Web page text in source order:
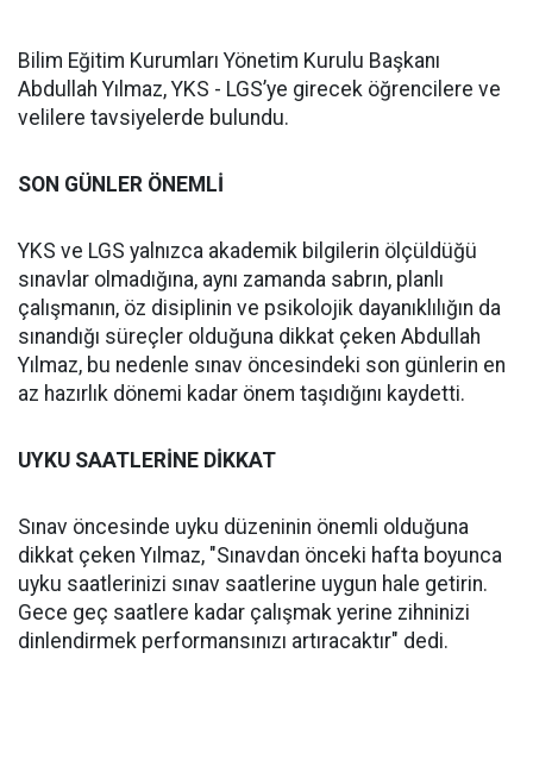
Bilim Eğitim Kurumları Yönetim Kurulu Başkanı
Abdullah Yılmaz, YKS - LGS’ye girecek öğrencilere ve
velilere tavsiyelerde bulundu.
SON GÜNLER ÖNEMLİ
YKS ve LGS yalnızca akademik bilgilerin ölçüldüğü
sınavlar olmadığına, aynı zamanda sabrın, planlı
çalışmanın, öz disiplinin ve psikolojik dayanıklılığın da
sınandığı süreçler olduğuna dikkat çeken Abdullah
Yılmaz, bu nedenle sınav öncesindeki son günlerin en
az hazırlık dönemi kadar önem taşıdığını kaydetti.
UYKU SAATLERİNE DİKKAT
Sınav öncesinde uyku düzeninin önemli olduğuna
dikkat çeken Yılmaz, "Sınavdan önceki hafta boyunca
uyku saatlerinizi sınav saatlerine uygun hale getirin.
Gece geç saatlere kadar çalışmak yerine zihninizi
dinlendirmek performansınızı artıracaktır" dedi.